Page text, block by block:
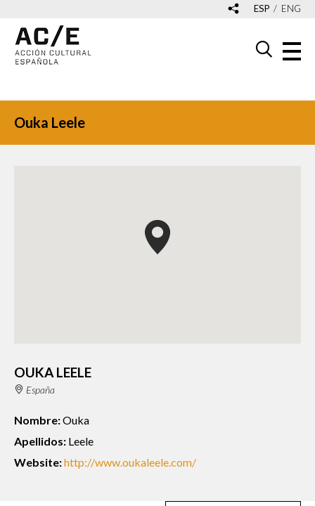
ESP ENG
Ouka Leele
OUKA LEELE
España
Nombre:Ouka
Apellidos: Leele
Website:http://www.oukaleele.com/